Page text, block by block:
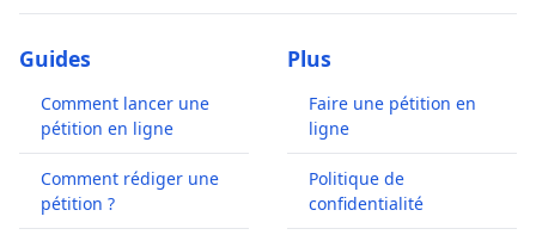
Guides
Comment lancer une
pétition en ligne
Comment rédiger une
pétition ?
Plus
Faire une pétition en
ligne
Politique de
confidentialité